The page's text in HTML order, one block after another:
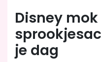
Disney
je dag